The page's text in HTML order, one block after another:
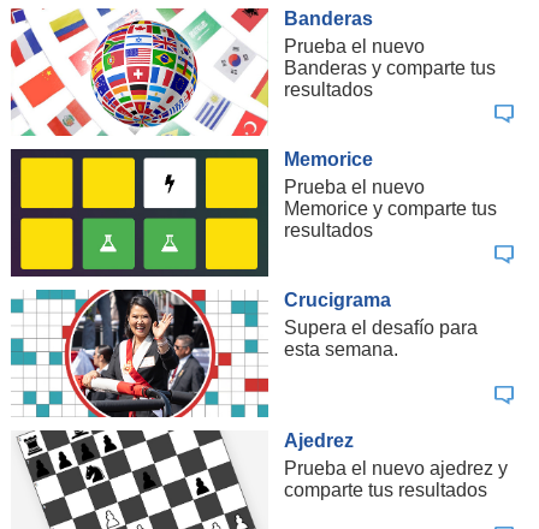
Banderas
Prueba el nuevo
Banderas y comparte tus
resultados
Memorice
Prueba el nuevo
Memorice y comparte tus
resultados
Crucigrama
Supera el desafío para
esta semana.
Ajedrez
Prueba el nuevo ajedrez y
comparte tus resultados